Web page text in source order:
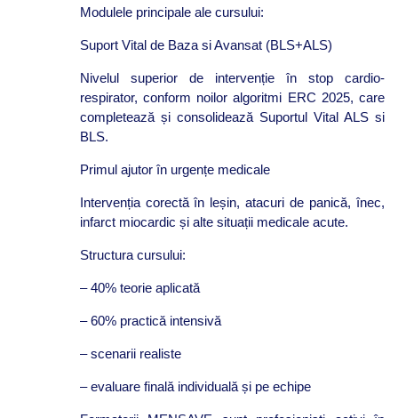
Modulele principale ale cursului:
Suport Vital de Baza si Avansat (BLS+ALS)
Nivelul superior de intervenție în stop cardio-
respirator, conform noilor algoritmi ERC 2025, care
completează și consolidează Suportul Vital ALS si
BLS.
Primul ajutor în urgențe medicale
Intervenția corectă în leșin, atacuri de panică, înec,
infarct miocardic și alte situații medicale acute.
Structura cursului:
– 40% teorie aplicată
– 60% practică intensivă
– scenarii realiste
– evaluare finală individuală și pe echipe